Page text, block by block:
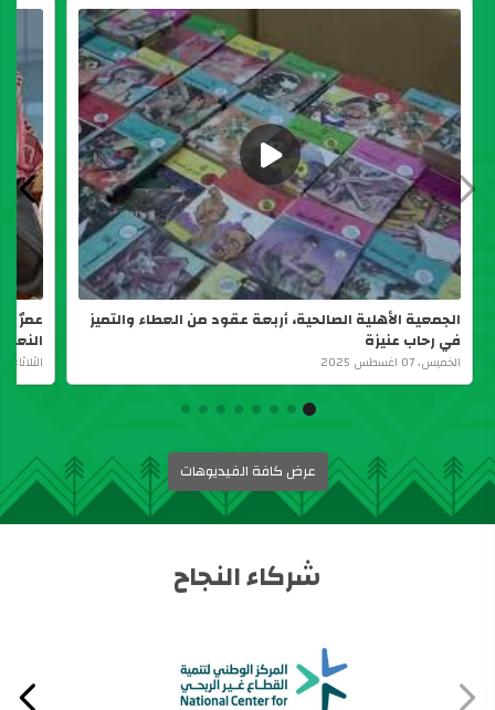
الجمعية الأهلية الصالحية، أربعة عقود من العطاء والتميز
في رحاب عنيزة
الخميس، 07 اغسطس 2025
عمرٌ
الثلاثاء، 07 يناير 2025
عرض كافة الفيديوهات
شركاء النجاح